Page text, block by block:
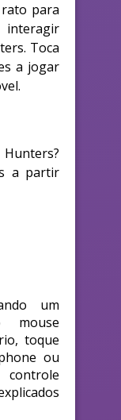
para
interagir
Toca
a jogar
a partir
um
mouse
toque
ou